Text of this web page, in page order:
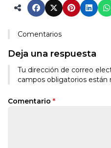
Comentarios
Deja una respuesta
Tu dirección de correo
campos obligatorios están
Comentario *